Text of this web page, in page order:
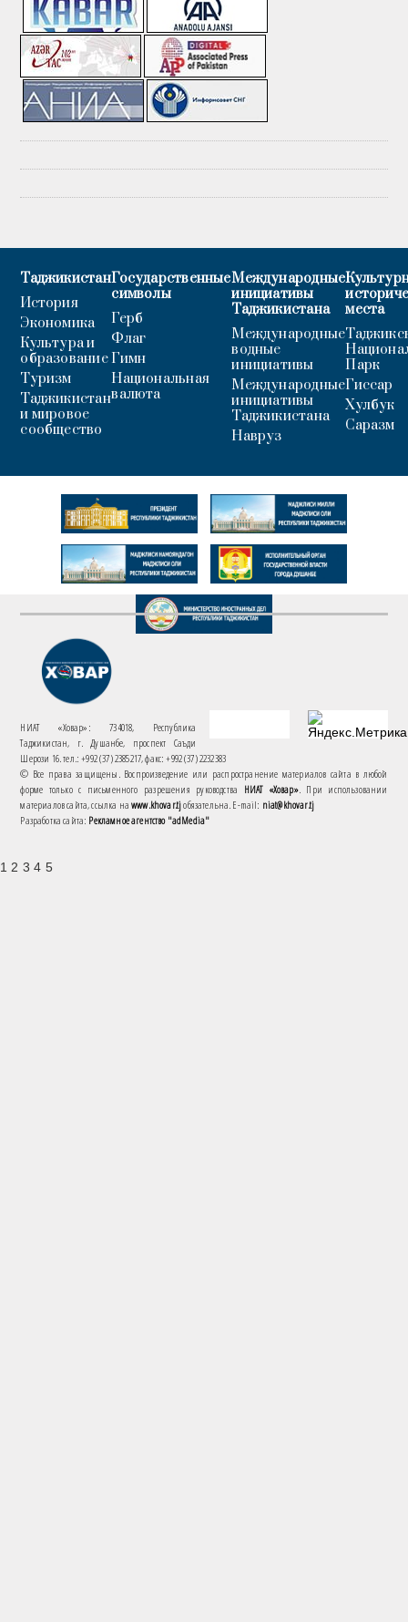
Таджикистан
История
Экономика
Культура и
образование
Туризм
Таджикистан
и мировое
сообщество
Государственные
символы
Герб
Флаг
Гимн
Национальная
валюта
Международные
инициативы
Таджикистана
Международные
водные
инициативы
Международные
инициативы
Таджикистана
Навруз
места
Парк
Гиссар
Хулбук
Саразм
НИАТ «Ховар»: 734018, Республика
Таджикистан, г. Душанбе, проспект Саъди
Шерози 16. тел.: +992 (37) 2385217, факс: +992 (37) 2232383
© Все права защищены. Воспроизведение или распространение материалов сайта в любой
форме только с письменного разрешения руководства НИАТ «Ховар». При использовании
материалов сайта, ссылка наwww.khovar.tjобязательна. E-mail: niat@khovar.tj
Разработка сайта: Рекламное агентство "adMedia"
1 2 3 4 5